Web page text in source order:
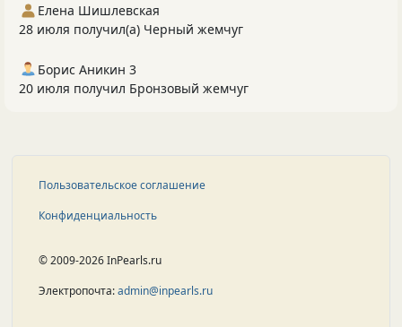
Елена Шишлевская
28 июля получил(а) Черный жемчуг
Борис Аникин 3
20 июля получил Бронзовый жемчуг
Пользовательское соглашение
Конфиденциальность
© 2009-2026 InPearls.ru
Электропочта:admin@inpearls.ru